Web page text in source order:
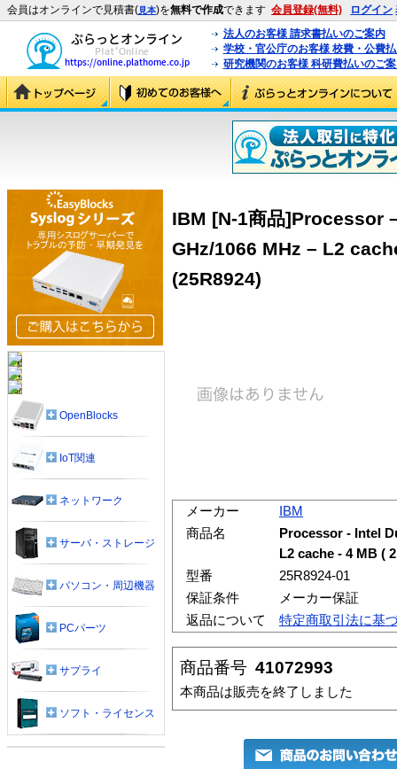
会員はオンラインで見積書(見本)を無料で作成できます 会員登録(無料) ログイン
法人のお客様 請求書払いのご案内
学校・官公庁のお客様 校費・公費
研究機関のお客様 科研費払いのご
IBM [N-1商品]Processor
GHz/1066 MHz – L2
(25R8924)
メーカー
IBM
商品名
Processor - Intel
L2 cache - 4 MB (
型番
25R8924-01
保証条件
メーカー保証
返品について
特定商取引法に基
商品番号 41072993
本商品は販売を終了しました
OpenBlocks
IoT関連
ネットワーク
サーバ・ストレージ
パソコン・周辺機器
PCパーツ
サプライ
ソフト・ライセンス